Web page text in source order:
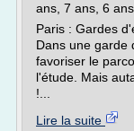
ans, 7 ans, 6
Paris : Gardes
Dans une garde
favoriser le
l'étude. Mais
!...
Lire la suite